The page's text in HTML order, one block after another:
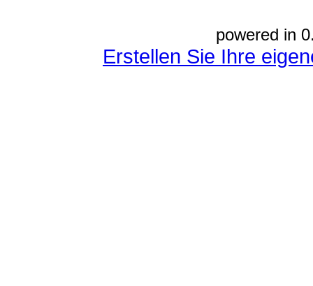
powered in
Erstellen Sie Ihre